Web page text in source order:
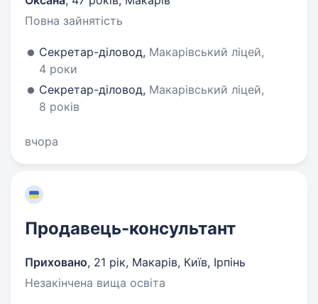
Повна зайнятість
Секретар-діловод, Макарівський ліцей,
4 роки
Секретар-діловод, Макарівський ліцей,
8 років
вчора
Продавець-консультант
Приховано, 21 рік, Макарів, Київ, Ірпінь
Незакінчена вища освіта